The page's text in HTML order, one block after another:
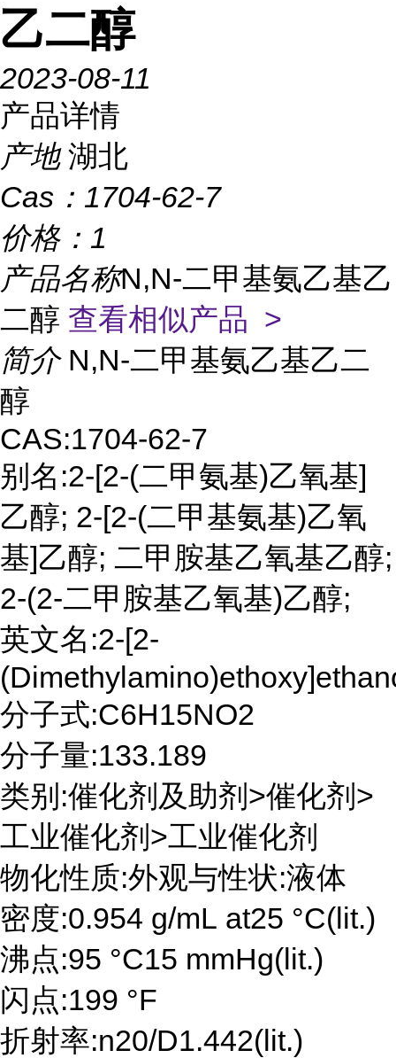
乙二醇
2023-08-11
产品详情
产地 湖北
Cas： 1704-62-7
价格： 1
产品名称N,N-二甲基氨乙基乙
二醇 查看相似产品 >
简介 N,N-二甲基氨乙基乙二
醇
CAS:1704-62-7
别名:2-[2-(二甲氨基)乙氧基]
乙醇; 2-[2-(二甲基氨基)乙氧
基]乙醇; 二甲胺基乙氧基乙醇;
2-(2-二甲胺基乙氧基)乙醇;
英文名:2-[2-
分子式:C6H15NO2
分子量:133.189
类别:催化剂及助剂>催化剂>
工业催化剂>工业催化剂
物化性质:外观与性状:液体
密度:0.954 g/mL at25 °C(lit.)
沸点:95 °C15 mmHg(lit.)
闪点:199 °F
折射率:n20/D1.442(lit.)